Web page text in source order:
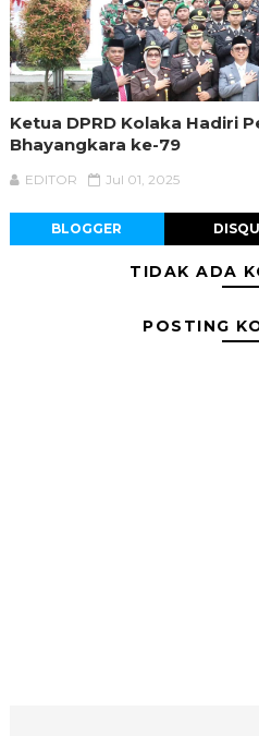
Ketua DPRD Kolaka Hadiri
Bhayangkara ke-79
EDITOR Jul 01, 2025
BLOGGER
TIDAK ADA
POSTING